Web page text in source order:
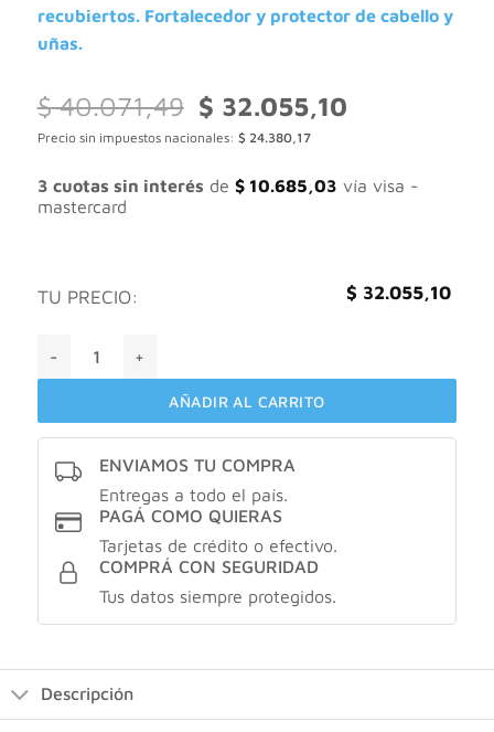
recubiertos. Fortalecedor y protector de cabello y
uñas.
$40.071,49
El
precio
original
$ 40.071,49.
$ 32.055,10El
$ 32.055,10.
Precio sin impuestos nacionales: $ 24.380,17
3 cuotas sin interés de $10.685,03 vía visa -
mastercard
TU PRECIO: $ 32.055,10
AÑADIR AL CARRITO
ENVIAMOS TU COMPRA
Entregas a todo el país.
PAGÁ COMO QUIERAS
Tarjetas de crédito o efectivo.
COMPRÁ CON SEGURIDAD
Tus datos siempre protegidos.
Descripción